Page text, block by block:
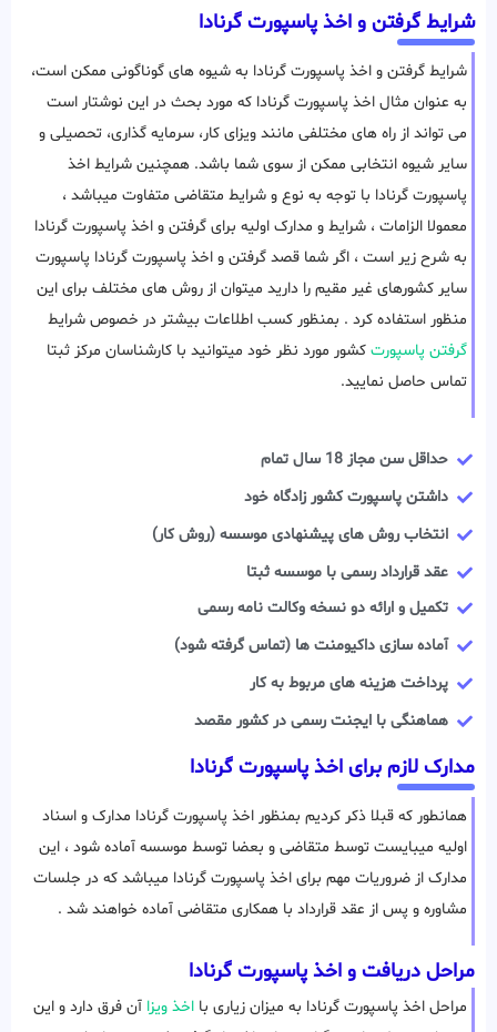
شرایط گرفتن و اخذ پاسپورت گرنادا
شرایط گرفتن و اخذ پاسپورت گرنادا به شیوه های گوناگونی ممکن است،
به عنوان مثال اخذ پاسپورت گرنادا که مورد بحث در این نوشتار است
می تواند از راه های مختلفی مانند ویزای کار، سرمایه گذاری، تحصیلی و
سایر شیوه انتخابی ممکن از سوی شما باشد. همچنین شرایط اخذ
پاسپورت گرنادا با توجه به نوع و شرایط متقاضی متفاوت میباشد ،
معمولا الزامات ، شرایط و مدارک اولیه برای گرفتن و اخذ پاسپورت گرنادا
به شرح زیر است ، اگر شما قصد گرفتن و اخذ پاسپورت گرنادا پاسپورت
سایر کشورهای غیر مقیم را دارید میتوان از روش های مختلف برای این
منظور استفاده کرد . بمنظور کسب اطلاعات بیشتر در خصوص شرایط
گرفتن پاسپورت کشور مورد نظر خود میتوانید با کارشناسان مرکز ثبتا
تماس حاصل نمایید.
حداقل سن مجاز 18 سال تمام
داشتن پاسپورت کشور زادگاه خود
انتخاب روش های پیشنهادی موسسه (روش کار)
عقد قرارداد رسمی با موسسه ثبتا
تکمیل و ارائه دو نسخه وکالت نامه رسمی
آماده سازی داکیومنت ها (تماس گرفته شود)
پرداخت هزینه های مربوط به کار
هماهنگی با ایجنت رسمی در کشور مقصد
مدارک لازم برای اخذ پاسپورت گرنادا
همانطور که قبلا ذکر کردیم بمنظور اخذ پاسپورت گرنادا مدارک و اسناد
اولیه میبایست توسط متقاضی و بعضا توسط موسسه آماده شود ، این
مدارک از ضروریات مهم برای اخذ پاسپورت گرنادا میباشد که در جلسات
مشاوره و پس از عقد قرارداد با همکاری متقاضی آماده خواهند شد .
مراحل دریافت و اخذ پاسپورت گرنادا
مراحل اخذ پاسپورت گرنادا به میزان زیاری با اخذ ویزا آن فرق دارد و این